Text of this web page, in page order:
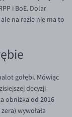
i BoE. Dolar
na razie nie ma to
gołębi. Mówiąc
decyzji
obniżka od 2016
wywołała